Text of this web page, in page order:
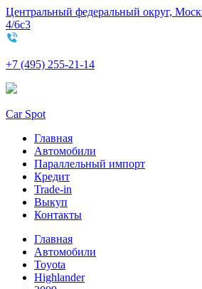
Центральный федеральный округ,
4/6с3
+7 (495) 255-21-14
Car Spot
Главная
Автомобили
Параллельный импорт
Кредит
Trade-in
Выкуп
Контакты
Главная
Автомобили
Toyota
Highlander